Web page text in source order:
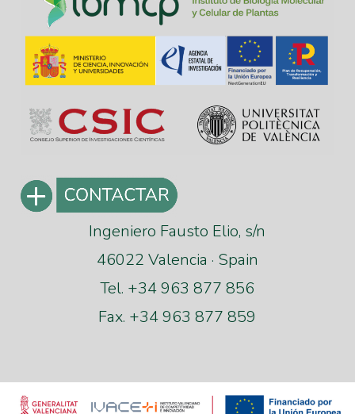
Ingeniero Fausto Elio, s/n
46022 Valencia · Spain
Tel. +34 963 877 856
Fax. +34 963 877 859